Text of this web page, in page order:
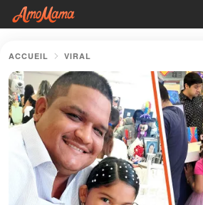
ACCUEIL VIRAL